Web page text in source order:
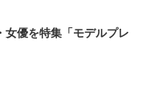
女優を特集「モデルプレ